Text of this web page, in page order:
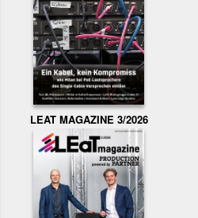
LEAT MAGAZINE 3/2026